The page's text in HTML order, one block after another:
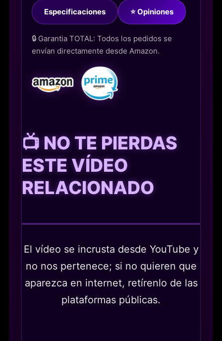
Especificaciones ⭐ Opiniones
🔒 Garantia TOTAL: Todos los pedidos se
envían directamente desde Amazon.
📺 NO TE PIERDAS
ESTE VÍDEO
RELACIONADO
El vídeo se incrusta desde YouTube y
no nos pertenece; si no quieren que
aparezca en internet, retírenlo de las
plataformas públicas.